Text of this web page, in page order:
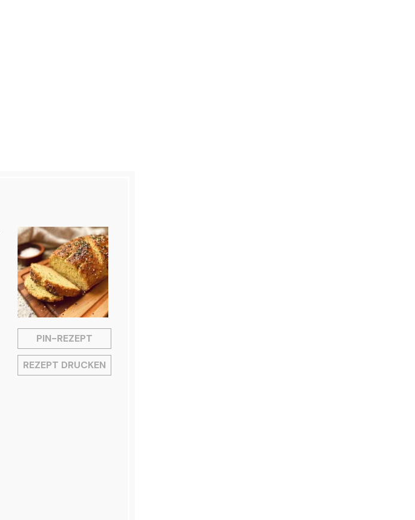
PIN-REZEPT
REZEPT DRUCKEN